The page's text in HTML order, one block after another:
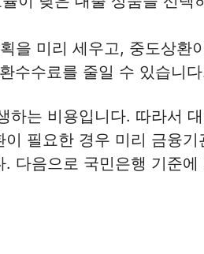
을 미리 세우고, 중도상환
수수료를 줄일 수 있습니
하는 비용입니다. 따라서
필요한 경우 미리 금융기
다음으로 국민은행 기준에